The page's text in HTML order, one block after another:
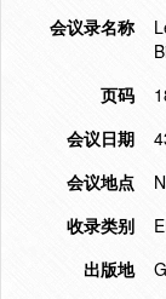
会议录名称
页码
会议日期
会议地点
收录类别
出版地